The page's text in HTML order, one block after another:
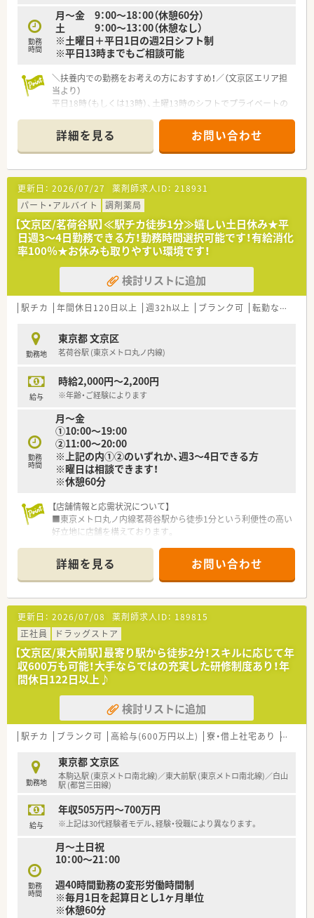
勤務
時間
月～金 9：00～18：00（休憩60分）
土 9：00～13：00（休憩なし）
※土曜日＋平日1日の週2日シフト制
※平日13時までもご相談可能
＼扶養内での勤務をお考えの方におすすめ！／（文京区エリア担
当より）
平日18時（もしくは13時）、土曜13時のシフトでプライベートの
生活のバランスを大切にしたい方におすすめです。
＊------------------------------------------＊
【店舗情報と応需状況について】
■東京メトロ南北線の本駒込駅やJR山手線の田端駅から徒歩10
分ほどの距離に位置するアクセスに便利な調剤薬局です。
■近くにあるクリニックから主に呼吸器科や内科、循環器科の処
方箋を1日に約40枚ほど応需している店舗です。
■医療品の採用品目数は約1,430品目となっており、様々な処方
に対応できる体制をしっかりと整えています。
【職場環境と雰囲気】
■薬剤師は常時2名から3名が在籍しており、医療事務も1名から
2名体制のため協力体制が整っています。
■スタッフ同士の仲が良く定着率が非常に高い店舗で、人間関係
■困った時にはすぐに相談や質問ができるアットホームな雰囲
気があり、安心して長く働ける職場となっています。
■18時閉局の職場で残業を気にすることなく、ワークライフバ
ランスを重視して働きたい方に最適な薬局です。
着いて調剤業務に取り組みたい方にぴったりです。
■大手チェーンにはないアットホームな環境で、お互いに助け合
いながら長く定着して働きたい方にお勧めします。
詳細を見る お問い合わせ
更新日： 2026/07/27 薬剤師求人ID： 218931
パート・アルバイト
調剤薬局
【文京区/茗荷谷駅】≪駅チカ徒歩1分≫嬉しい土日休み★平
日週3～4日勤務できる方！勤務時間選択可能です！有給消化
率100％★お休みも取りやすい環境です！
検討リストに追加
駅チカ 年間休日120日以上 週32h以上 ブランク可 転勤なし
勤務地
東京都 文京区
茗荷谷駅 (東京メトロ丸ノ内線)
給与
時給2,000円～2,200円
※年齢・ご経験によります
勤務
時間
月～金
①10:00～19:00
②11:00～20:00
※上記の内①②のいずれか、週3～4日できる方
※曜日は相談できます！
※休憩60分
【店舗情報と応需状況について】
■東京メトロ丸ノ内線茗荷谷駅から徒歩1分という利便性の高い
好立地に店舗を構えております。
箋を1日あたり200枚強応需しています。
■正社員6名、パート7名、医療事務4名の常時7名体制で患者様へ
の対応を丁寧に行っています。
【法人特徴について】
■創業100年以上の歴史を持ち、地域住民の健康を長きにわたり
サポートし続けている企業です。
■茗荷谷駅前の本店を中心に文京区内で4店舗を展開し、地域密
着型の薬局づくりを進めております。
■調剤だけでなくOTC、雑貨、化粧品の販売も手掛け、地域住民
の健康を多角的にサポートしています。
【こんな取り組みをしています】
■薬剤師国保に加入していますが、社会保険と同等の待遇となる
よう差額を手当として支給しています。
やすい環境を会社全体で支援しています。
■患者様第一の方針でノルマは一切なく、安心して医療提供に専
念できる環境を整備しています。
詳細を見る お問い合わせ
更新日： 2026/07/08 薬剤師求人ID： 189815
正社員
ドラッグストア
【文京区/東大前駅】最寄り駅から徒歩2分！スキルに応じて年
収600万も可能！大手ならではの充実した研修制度あり！年
間休日122日以上♪
検討リストに追加
駅チカ ブランク可 高給与(600万円以上) 寮・借上社宅あり 教育制
勤務地
東京都 文京区
本駒込駅 (東京メトロ南北線)／東大前駅 (東京メトロ南北線)／白山
駅 (都営三田線)
給与
年収505万円～700万円
※上記は30代経験者モデル、経験・役職により異なります。
勤務
時間
月～土日祝
10：00～21：00
週40時間勤務の変形労働時間制
※毎月1日を起算日とし1ヶ月単位
※休憩60分